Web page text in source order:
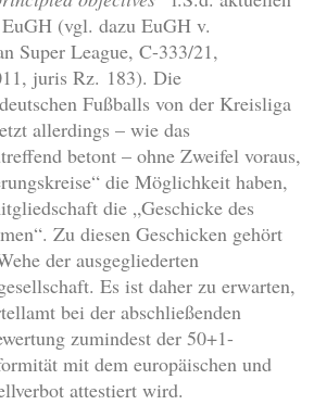
(vgl. dazu EuGH v.
Super League, C-333/21,
juris Rz. 183). Die
Fußballs von der Kreisliga
allerdings – wie das
betont – ohne Zweifel voraus,
die Möglichkeit haben,
die „Geschicke des
Zu diesen Geschicken gehört
der ausgegliederten
Es ist daher zu erwarten,
bei der abschließenden
zumindest der 50+1-
mit dem europäischen und
attestiert wird.